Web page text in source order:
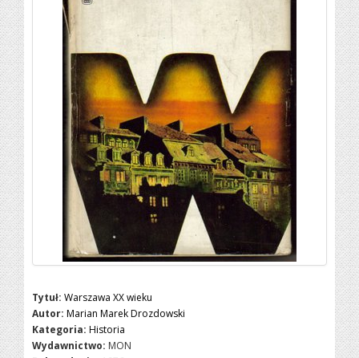
Tytuł: Warszawa XX wieku
Autor: Marian Marek Drozdowski
Kategoria: Historia
Wydawnictwo: MON